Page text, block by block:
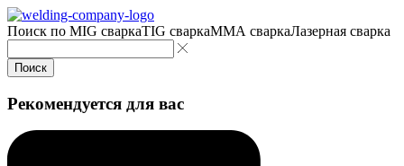
Поиск по MIG сваркаTIG сваркаMMA сваркаЛазерная сварка
Поиск
Рекомендуется для вас